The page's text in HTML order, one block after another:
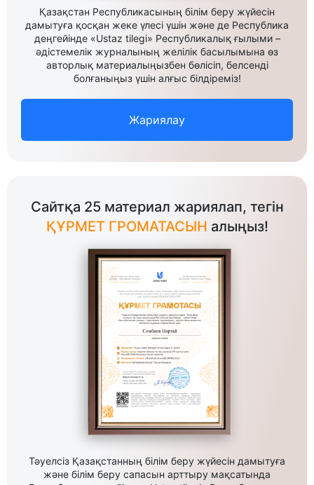
Қазақстан Республикасының білім беру жүйесін
дамытуға қосқан жеке үлесі үшін және де Республика
деңгейінде «Ustaz tilegi» Республикалық ғылыми –
әдістемелік журналының желілік басылымына өз
авторлық материалыңызбен бөлісіп, белсенді
болғаныңыз үшін алғыс білдіреміз!
Жариялау
Сайтқа 25 материал жариялап, тегін
ҚҰРМЕТ ГРОМАТАСЫН алыңыз!
Тәуелсіз Қазақстанның білім беру жүйесін дамытуға
және білім беру сапасын арттыру мақсатында